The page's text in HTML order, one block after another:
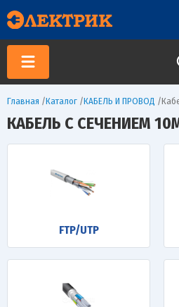
Главная /Каталог /КАБЕЛЬ И ПРОВОД /
КАБЕЛЬ С СЕЧЕНИЕМ
FTP/UTP